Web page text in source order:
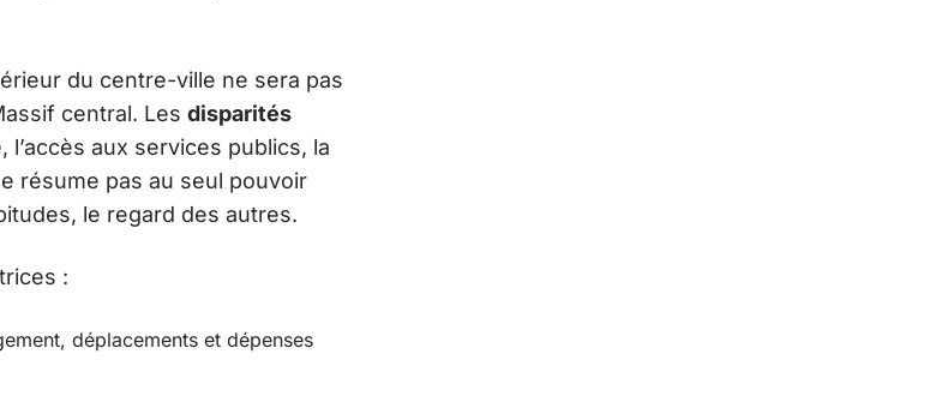
du centre-ville ne sera pas
central. Les disparités
aux services publics, la
résume pas au seul pouvoir
le regard des autres.
:
déplacements et dépenses